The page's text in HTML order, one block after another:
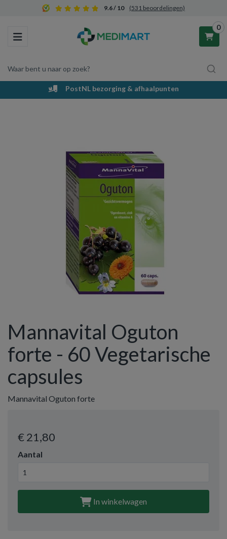
9.6 / 10 (531 beoordelingen)
Toggle navigation
Waar bent u naar op zoek?
0
Winkelwagen
Vul hem met producten.
PostNL bezorging & afhaalpunten
Mannavital Oguton
forte - 60 Vegetarische
capsules
Mannavital Oguton forte
€ 21,80
Aantal
In winkelwagen